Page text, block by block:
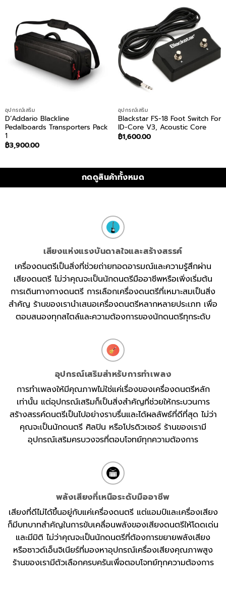
อุปกรณ์เสริม
D’Addario Blackline
Pedalboards Transporters Pack
1
฿3,900.00
อุปกรณ์เสริม
Blackstar FS-18 Foot Switch For
ID-Core V3, Acoustic Core
฿1,600.00
กดดูสินค้าทั้งหมด
เสียงแห่งแรงบันดาลใจและสร้างสรรค์
เครื่องดนตรีเป็นสิ่งที่ช่วยถ่ายทอดอารมณ์และความรู้สึกผ่าน
เสียงดนตรี ไม่ว่าคุณจะเป็นนักดนตรีมืออาชีพหรือเพิ่งเริ่มต้น
การเดินทางทางดนตรี การเลือกเครื่องดนตรีที่เหมาะสมเป็นสิ่ง
สำคัญ ร้านของเรานำเสนอเครื่องดนตรีหลากหลายประเภท เพื่อ
ตอบสนองทุกสไตล์และความต้องการของนักดนตรีทุกระดับ
อุปกรณ์เสริมสำหรับการทำเพลง
การทำเพลงให้มีคุณภาพไม่ใช่แค่เรื่องของเครื่องดนตรีหลัก
เท่านั้น แต่อุปกรณ์เสริมก็เป็นสิ่งสำคัญที่ช่วยให้กระบวนการ
สร้างสรรค์ดนตรีเป็นไปอย่างราบรื่นและได้ผลลัพธ์ที่ดีที่สุด ไม่ว่า
คุณจะเป็นนักดนตรี ศิลปิน หรือโปรดิวเซอร์ ร้านของเรามี
อุปกรณ์เสริมครบวงจรที่ตอบโจทย์ทุกความต้องการ
พลังเสียงที่เหนือระดับมืออาชีพ
เสียงที่ดีไม่ได้ขึ้นอยู่กับแค่เครื่องดนตรี แต่แอมป์และเครื่องเสียง
ก็มีบทบาทสำคัญในการขับเคลื่อนพลังของเสียงดนตรีให้โดดเด่น
และมีมิติ ไม่ว่าคุณจะเป็นนักดนตรีที่ต้องการขยายพลังเสียง
หรือซาวด์เอ็นจิเนียร์ที่มองหาอุปกรณ์เครื่องเสียงคุณภาพสูง
ร้านของเรามีตัวเลือกครบครันเพื่อตอบโจทย์ทุกความต้องการ